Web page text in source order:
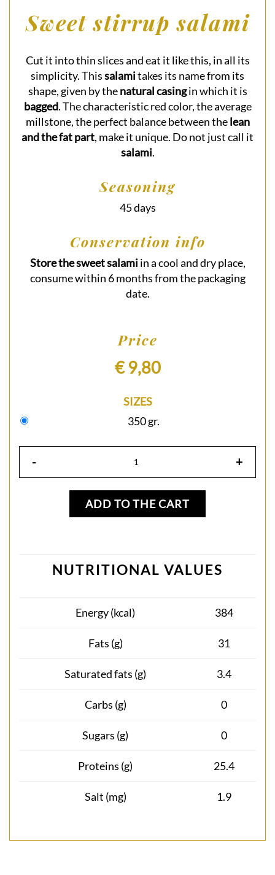
Sweet stirrup salami
Cut it into thin slices and eat it like this, in all its
simplicity. Thissalamitakes its name from its
shape, given by thenatural casingin which it is
bagged. The characteristic red color, the average
millstone, the perfect balance between thelean
and the fat part, make it unique. Do not just call it
salami.
Seasoning
45 days
Conservation info
Store the sweet salamiin a cool and dry place,
consume within 6 months from the packaging
date.
Price
€ 9,80
SIZES
350 gr.
- +
ADD TO THE CART
NUTRITIONAL VALUES
Energy (kcal) 384
Fats (g) 31
Saturated fats (g) 3.4
Carbs (g) 0
Sugars (g) 0
Proteins (g) 25.4
Salt (mg) 1.9